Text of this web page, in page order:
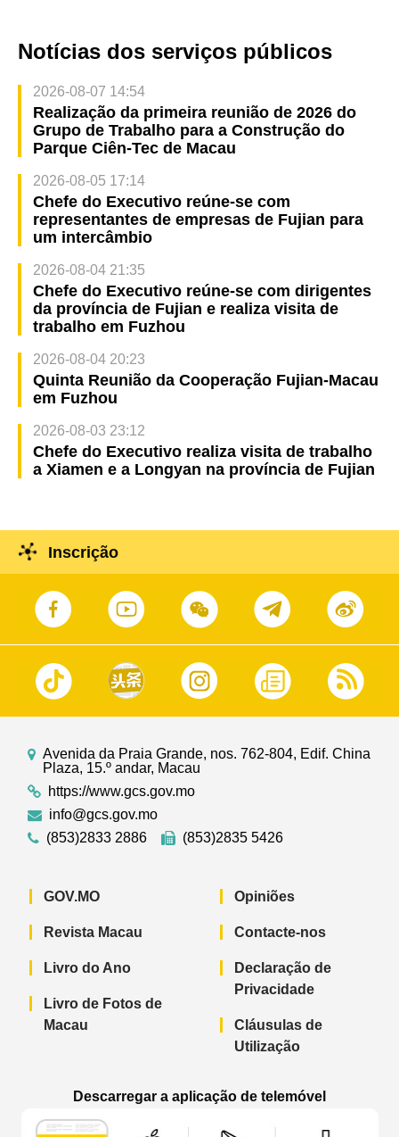
Notícias dos serviços públicos
2026-08-07 14:54
Realização da primeira reunião de 2026 do
Grupo de Trabalho para a Construção do
Parque Ciên-Tec de Macau
2026-08-05 17:14
Chefe do Executivo reúne-se com
representantes de empresas de Fujian para
um intercâmbio
2026-08-04 21:35
Chefe do Executivo reúne-se com dirigentes
da província de Fujian e realiza visita de
trabalho em Fuzhou
2026-08-04 20:23
Quinta Reunião da Cooperação Fujian-Macau
em Fuzhou
2026-08-03 23:12
Chefe do Executivo realiza visita de trabalho
a Xiamen e a Longyan na província de Fujian
Inscrição
Avenida da Praia Grande, nos. 762-804, Edif. China
Plaza, 15.º andar, Macau
https://www.gcs.gov.mo
info@gcs.gov.mo
(853)2833 2886
(853)2835 5426
GOV.MO
Revista Macau
Livro do Ano
Livro de Fotos de
Macau
Opiniões
Contacte-nos
Declaração de
Privacidade
Cláusulas de
Utilização
Descarregar a aplicação de telemóvel